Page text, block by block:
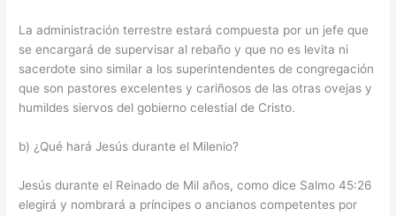
La administración terrestre estará compuesta por un jefe que
se encargará de supervisar al rebaño y que no es levita ni
sacerdote sino similar a los superintendentes de congregación
que son pastores excelentes y cariñosos de las otras ovejas y
humildes siervos del gobierno celestial de Cristo.
b) ¿Qué hará Jesús durante el Milenio?
Jesús durante el Reinado de Mil años, como dice Salmo 45:26
elegirá y nombrará a príncipes o ancianos competentes por